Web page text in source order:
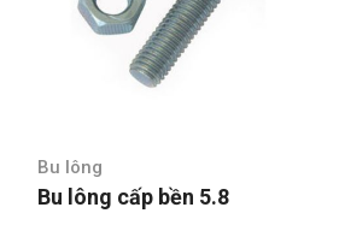
Bu lông
Bu lông cấp bền 5.6